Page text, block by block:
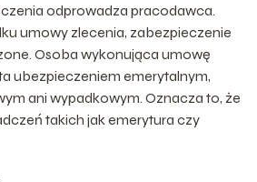
odprowadza pracodawca.
umowy zlecenia, zabezpieczenie
Osoba wykonująca umowę
ubezpieczeniem emerytalnym,
ani wypadkowym. Oznacza to, że
takich jak emerytura czy